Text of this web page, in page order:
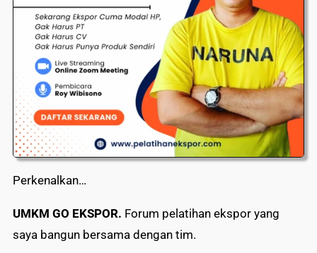
Perkenalkan…
UMKM GO EKSPOR. Forum pelatihan ekspor yang
saya bangun bersama dengan tim.